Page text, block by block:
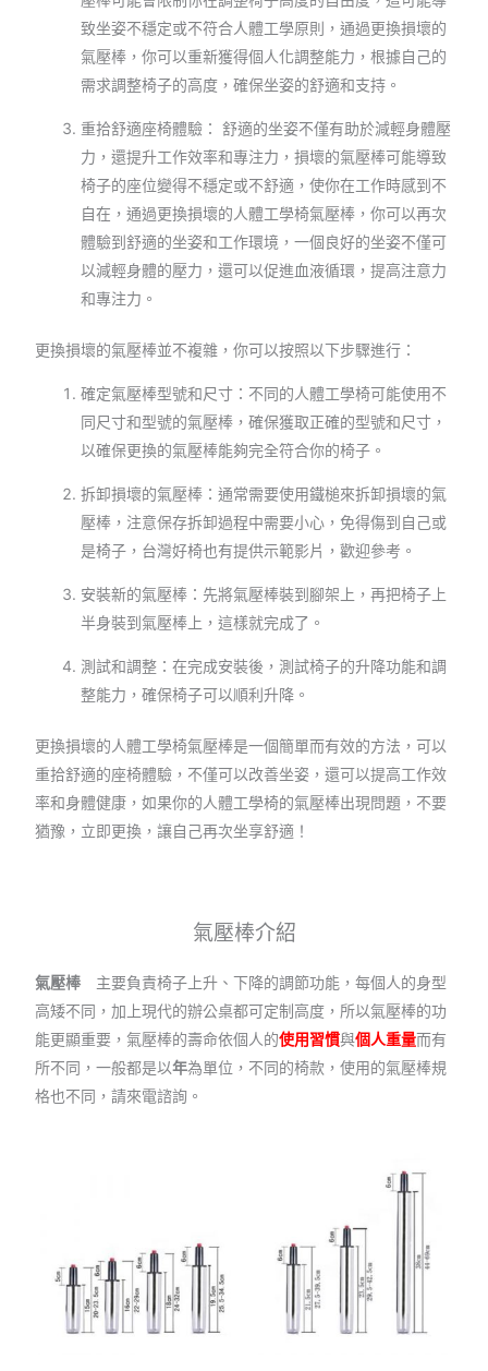
致坐姿不穩定或不符合人體工學原則，通過更換損壞的
氣壓棒，你可以重新獲得個人化調整能力，根據自己的
需求調整椅子的高度，確保坐姿的舒適和支持。
重拾舒適座椅體驗： 舒適的坐姿不僅有助於減輕身體壓
力，還提升工作效率和專注力，損壞的氣壓棒可能導致
椅子的座位變得不穩定或不舒適，使你在工作時感到不
自在，通過更換損壞的人體工學椅氣壓棒，你可以再次
體驗到舒適的坐姿和工作環境，一個良好的坐姿不僅可
以減輕身體的壓力，還可以促進血液循環，提高注意力
和專注力。
更換損壞的氣壓棒並不複雜，你可以按照以下步驟進行：
確定氣壓棒型號和尺寸：不同的人體工學椅可能使用不
同尺寸和型號的氣壓棒，確保獲取正確的型號和尺寸，
以確保更換的氣壓棒能夠完全符合你的椅子。
拆卸損壞的氣壓棒：通常需要使用鐵槌來拆卸損壞的氣
壓棒，注意保存拆卸過程中需要小心，免得傷到自己或
是椅子，台灣好椅也有提供示範影片，歡迎參考。
安裝新的氣壓棒：先將氣壓棒裝到腳架上，再把椅子上
半身裝到氣壓棒上，這樣就完成了。
測試和調整：在完成安裝後，測試椅子的升降功能和調
整能力，確保椅子可以順利升降。
更換損壞的人體工學椅氣壓棒是一個簡單而有效的方法，可以
重拾舒適的座椅體驗，不僅可以改善坐姿，還可以提高工作效
率和身體健康，如果你的人體工學椅的氣壓棒出現問題，不要
猶豫，立即更換，讓自己再次坐享舒適！
氣壓棒介紹
氣壓棒主要負責椅子上升、下降的調節功能，每個人的身型
高矮不同，加上現代的辦公桌都可定制高度，所以氣壓棒的功
能更顯重要，氣壓棒的壽命依個人的使用習慣與個人重量而有
所不同，一般都是以年為單位，不同的椅款，使用的氣壓棒規
格也不同，請來電諮詢。